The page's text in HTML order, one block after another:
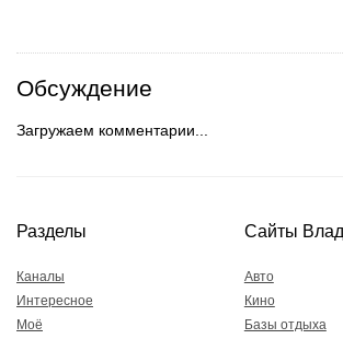
Обсуждение
Загружаем комментарии...
Разделы
Каналы
Интересное
Моё
Сайты
Авто
Кино
Базы отдыха